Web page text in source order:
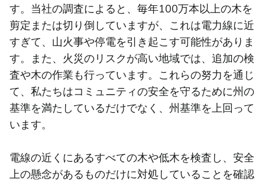
す。当社の調査によると、毎年100万本以上の木を
剪定または切り倒していますが、これは電力線に近
すぎて、山火事や停電を引き起こす可能性がありま
す。また、火災のリスクが高い地域では、追加の検
査や木の作業も行っています。これらの努力を通じ
て、私たちはコミュニティの安全を守るために州の
基準を満たしているだけでなく、州基準を上回って
います。
電線の近くにあるすべての木や低木を検査し、安全
上の懸念があるものだけに対処していることを確認